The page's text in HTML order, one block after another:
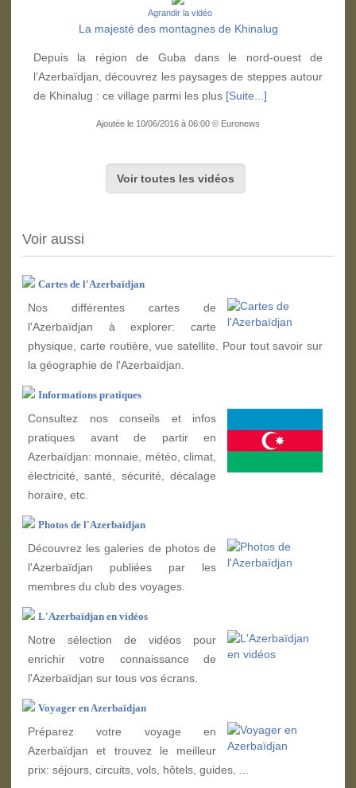
Agrandir la vidéo
La majesté des montagnes de Khinalug
Depuis la région de Guba dans le nord-ouest de
l’Azerbaïdjan, découvrez les paysages de steppes autour
de Khinalug : ce village parmi les plus [Suite...]
Ajoutée le 10/06/2016 à 06:00 © Euronews
Voir toutes les vidéos
Voir aussi
Cartes de l'Azerbaïdjan
Nos différentes cartes de
l'Azerbaïdjan à explorer: carte
physique, carte routière, vue satellite. Pour tout savoir sur
la géographie de l'Azerbaïdjan.
Informations pratiques
Consultez nos conseils et infos
pratiques avant de partir en
Azerbaïdjan: monnaie, météo, climat,
électricité, santé, sécurité, décalage
horaire, etc.
Photos de l'Azerbaïdjan
Découvrez les galeries de photos de
l'Azerbaïdjan publiées par les
membres du club des voyages.
L'Azerbaïdjan en vidéos
Notre sélection de vidéos pour
enrichir votre connaissance de
l'Azerbaïdjan sur tous vos écrans.
Voyager en Azerbaïdjan
Préparez votre voyage en
Azerbaïdjan et trouvez le meilleur
prix: séjours, circuits, vols, hôtels, guides, ...